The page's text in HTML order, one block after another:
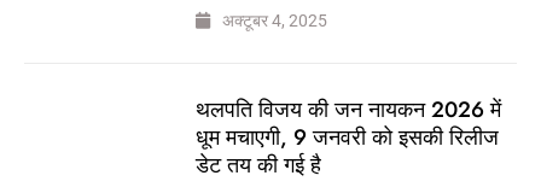
अक्टूबर 4, 2025
थलपति विजय की जन नायकन 2026 में
धूम मचाएगी, 9 जनवरी को इसकी रिलीज
डेट तय की गई है